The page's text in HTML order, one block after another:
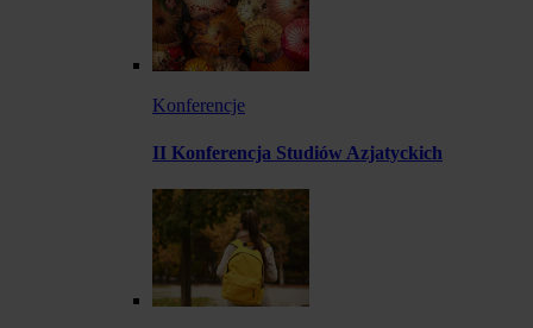
Konferencje
II Konferencja Studiów Azjatyckich